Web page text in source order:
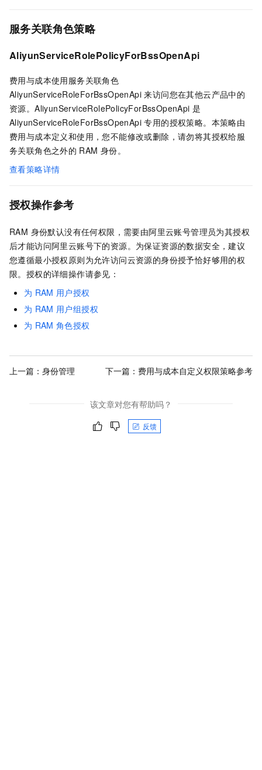
服务关联角色策略
AliyunServiceRolePolicyForBssOpenApi
费用与成本使用服务关联角色
AliyunServiceRoleForBssOpenApi 来访问您在其他云产品中的
资源。AliyunServiceRolePolicyForBssOpenApi 是
AliyunServiceRoleForBssOpenApi 专用的授权策略。本策略由
费用与成本定义和使用，您不能修改或删除，请勿将其授权给服
务关联角色之外的 RAM 身份。
查看策略详情
授权操作参考
RAM 身份默认没有任何权限，需要由阿里云账号管理员为其授权
后才能访问阿里云账号下的资源。为保证资源的数据安全，建议
您遵循最小授权原则为允许访问云资源的身份授予恰好够用的权
限。授权的详细操作请参见：
为 RAM 用户授权
为 RAM 用户组授权
为 RAM 角色授权
上一篇： 身份管理 下一篇： 费用与成本自定义权限策略参考
该文章对您有帮助吗？
反馈